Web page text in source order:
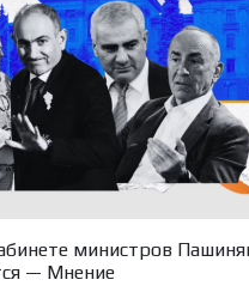
министров
— Мнение